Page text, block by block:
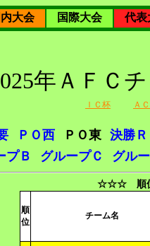
内大会 国際大会
代表
年ＡＦＣ
ＩＣ杯 Ａ
ＰＯ西 ＰＯ東 決勝
プＢ グループＣ グル
☆☆☆ 順
順
位
チーム名